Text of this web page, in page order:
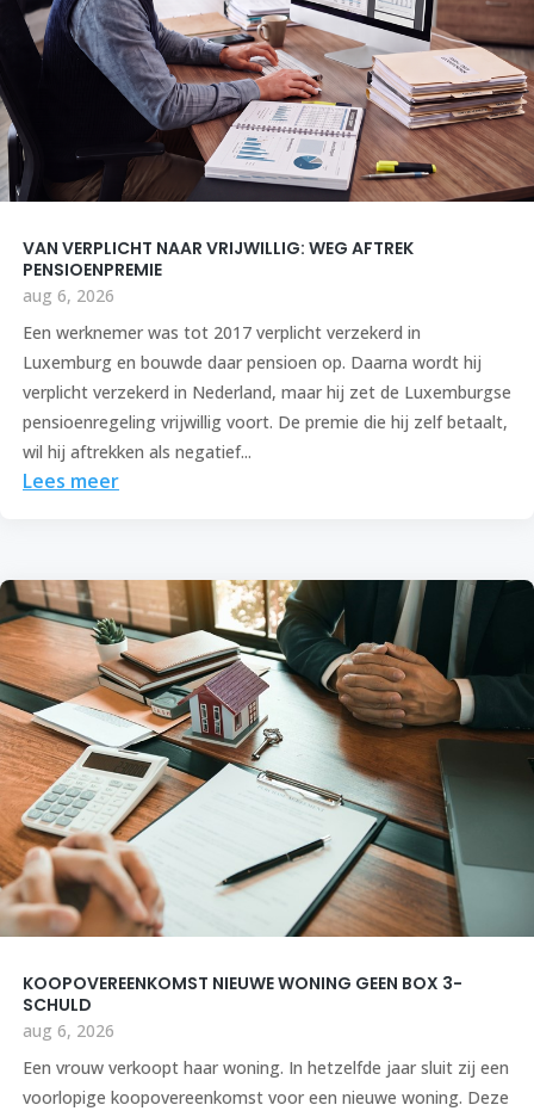
VAN VERPLICHT NAAR VRIJWILLIG: WEG AFTREK
PENSIOENPREMIE
aug 6, 2026
Een werknemer was tot 2017 verplicht verzekerd in
Luxemburg en bouwde daar pensioen op. Daarna wordt hij
verplicht verzekerd in Nederland, maar hij zet de Luxemburgse
pensioenregeling vrijwillig voort. De premie die hij zelf betaalt,
wil hij aftrekken als negatief...
Lees meer
KOOPOVEREENKOMST NIEUWE WONING GEEN BOX 3-
SCHULD
aug 6, 2026
Een vrouw verkoopt haar woning. In hetzelfde jaar sluit zij een
voorlopige koopovereenkomst voor een nieuwe woning. Deze